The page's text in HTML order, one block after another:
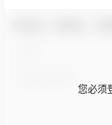
您必须